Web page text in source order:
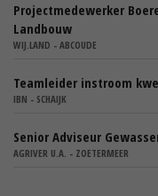
Projectmedewerker
Landbouw
WIJ.LAND - ABCOUDE
Teamleider instroom
IBN - SCHAIJK
Senior Adviseur
AGRIVER U.A. - ZOETERMEER